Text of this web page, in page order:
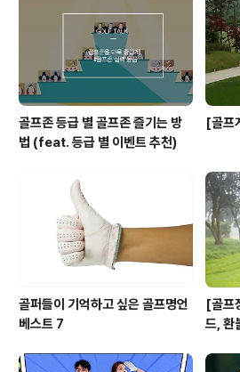
골프존 등급 별 골프존 즐기는 방
법 (feat. 등급 별 이벤트 추천)
[골프
골퍼들이 기억하고 싶은 골프명언
베스트 7
[골프
드, 환